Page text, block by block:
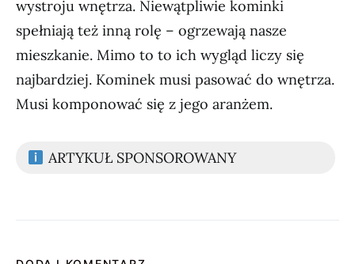
wystroju wnętrza. Niewątpliwie kominki
spełniają też inną rolę – ogrzewają nasze
mieszkanie. Mimo to to ich wygląd liczy się
najbardziej. Kominek musi pasować do wnętrza.
Musi komponować się z jego aranżem.
ARTYKUŁ SPONSOROWANY